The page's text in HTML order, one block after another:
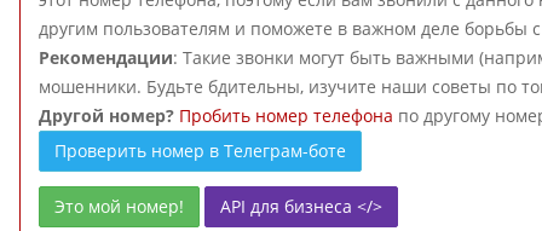
другим пользователям и поможете в важном деле
Рекомендации: Такие звонки могут быть важными
мошенники. Будьте бдительны, изучите наши советы по
Другой номер? Пробить номер телефона по другому
Проверить номер в Телеграм-боте
Это мой номер! API для бизнеса </>